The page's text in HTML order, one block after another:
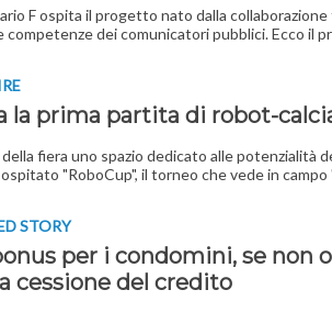
F ospita il progetto nato dalla
competenze dei comunicatori pubblici. Ecco il
la prima partita di robot-
fiera uno spazio dedicato alle potenzialità
"RoboCup", il torneo che vede in campo
STORY
per i condomini, se non
cessione del credito